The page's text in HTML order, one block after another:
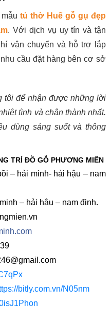
tủ thờ Huế gỗ gụ đẹp
. Với dịch vụ uy tín và tận
vận chuyển và hỗ trợ lắp
cầu đặt hàng bên cơ sở
tôi để nhận được những lời
tình và chân thành nhất.
dùng sáng suốt và thông
TRÍ ĐỒ GỖ PHƯƠNG MIÊN
– hải minh- hải hậu – nam
– hải hậu – nam định.
bitly.com.vn/N05nm